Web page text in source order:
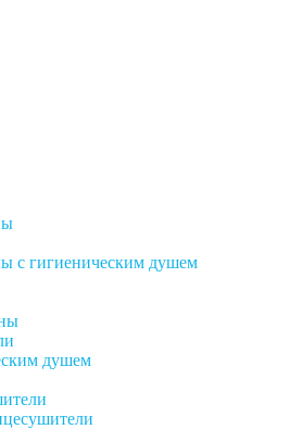
с гигиеническим душем
душем